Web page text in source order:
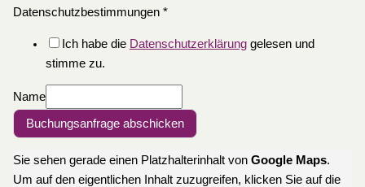
Datenschutzbestimmungen *
Ich habe die Datenschutzerklärunggelesen und
stimme zu.
Name
Buchungsanfrage abschicken
Sie sehen gerade einen Platzhalterinhalt von Google Maps.
Um auf den eigentlichen Inhalt zuzugreifen, klicken Sie auf die